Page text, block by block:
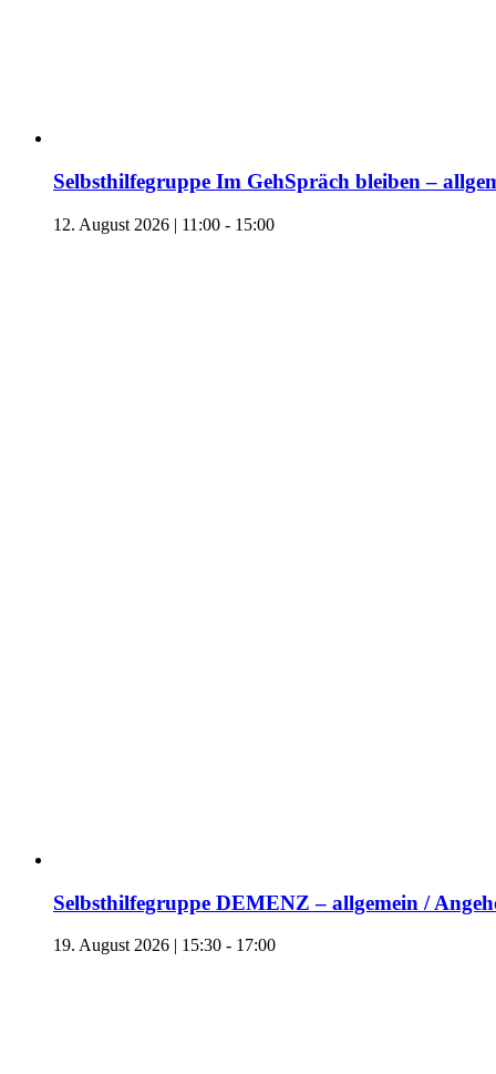
Selbsthilfegruppe Im GehSpräch bleiben –
12. August 2026 | 11:00 - 15:00
Selbsthilfegruppe DEMENZ – allgemein /
19. August 2026 | 15:30 - 17:00